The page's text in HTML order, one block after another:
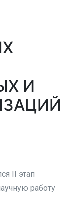
И
II этап
работу